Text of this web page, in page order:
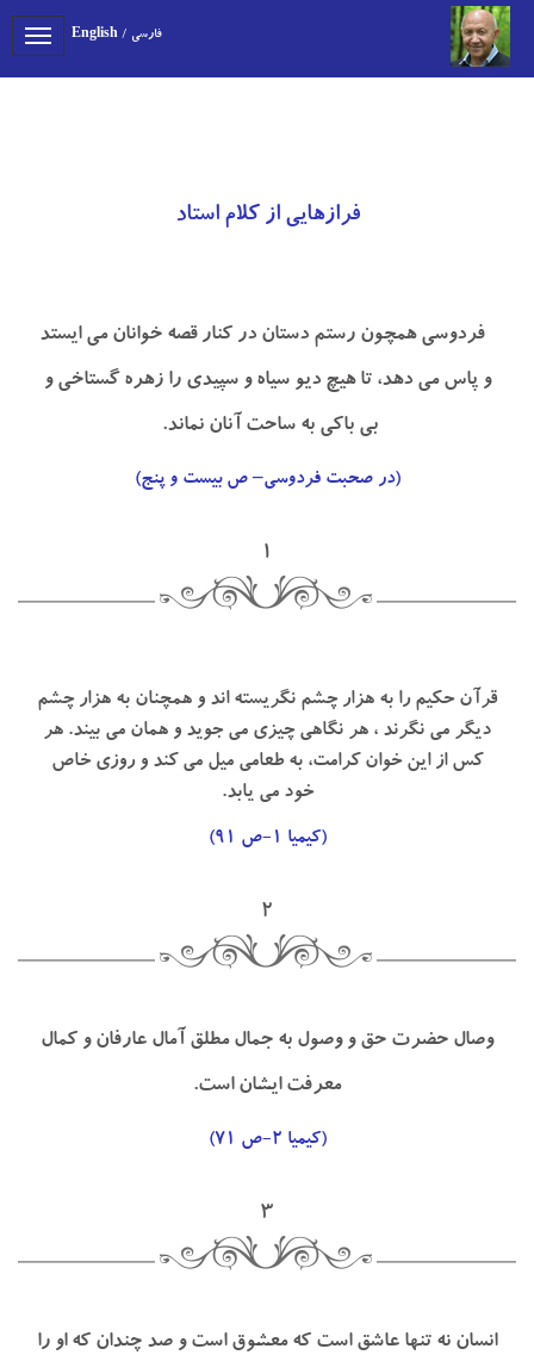
فارسی /
English
فرازهایی از کلام استاد
فردوسي همچون رستم دستان در كنار قصه خوانان مي ايستد
و پاس مي دهد، تا هيچ ديو سياه و سپيدي را زهره گستاخي و
بي باكي به ساحت آنان نماند.
(در صحبت فردوسي– ص بيست و پنج)
۱
قرآن حكيم را به هزار چشم نگريسته اند و همچنان به هزار چشم
ديگر مي نگرند ، هر نگاهي چيزي مي جويد و همان مي بيند. هر
كس از اين خوان كرامت، به طعامي ميل مي كند و روزي خاص
خود مي يابد.
(كيميا ۱-ص ۹۱)
۲
وصال حضرت حق و وصول به جمال مطلق آمال عارفان و كمال
معرفت ايشان است.
(كيميا ۲-ص ۷۱)
۳
انسان نه تنها عاشق است كه معشوق است و صد چندان كه او را